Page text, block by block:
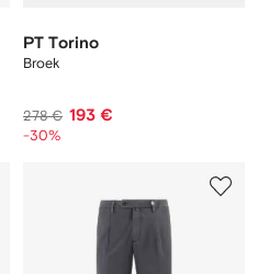
PT Torino
Broek
278 € 193 €
-30%